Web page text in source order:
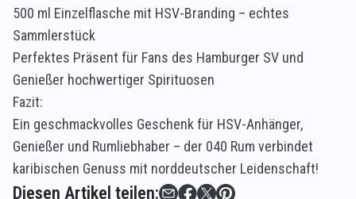
500 ml Einzelflasche mit HSV-Branding – echtes
Sammlerstück
Perfektes Präsent für Fans des Hamburger SV und
Genießer hochwertiger Spirituosen
Fazit:
Ein geschmackvolles Geschenk für HSV-Anhänger,
Genießer und Rumliebhaber – der 040 Rum verbindet
karibischen Genuss mit norddeutscher Leidenschaft!
Diesen Artikel teilen: